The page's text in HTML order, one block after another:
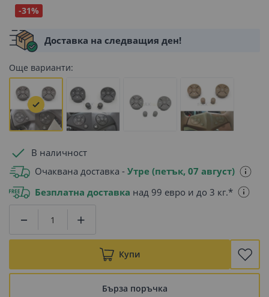
-31%
Доставка на следващия ден!
Още варианти:
В наличност
Очаквана доставка - Утре (петък, 07 август)
Безплатна доставка над 99 евро и до 3 кг.*
Купи
Бърза поръчка